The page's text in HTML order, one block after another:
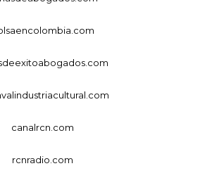
canalrcn.com
rcnradio.com